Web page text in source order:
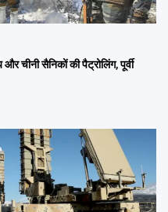
चीनी सैनिकों की पैट्रोलिंग, पूर्वी